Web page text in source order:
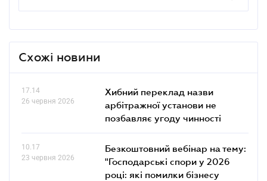
Схожі новини
17.14
26 червня 2026
Хибний переклад назви
арбітражної установи не
позбавляє угоду чинності
10.17
23 червня 2026
Безкоштовний вебінар на тему:
"Господарські спори у 2026
році: які помилки бізнесу